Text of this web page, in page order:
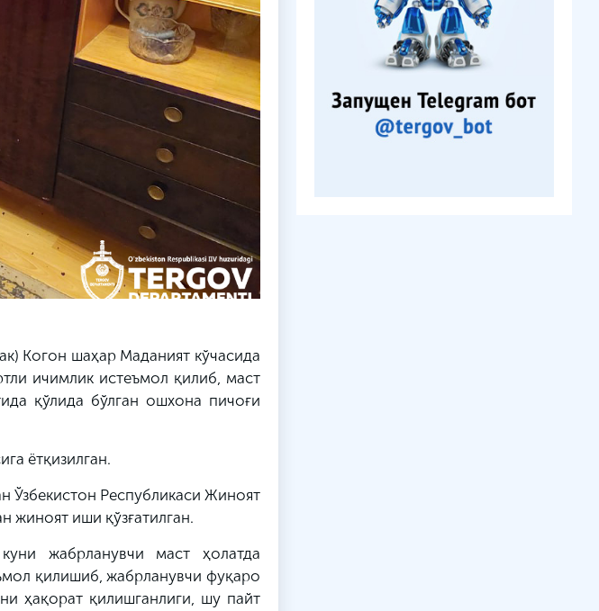
Когон шаҳар Маданият кўчасида
ичимлик истеъмол қилиб, маст
қўлида бўлган ошхона пичоғи
ётқизилган.
Ўзбекистон Республикаси Жиноят
жиноят иши қўзғатилган.
жабрланувчи маст ҳолатда
қилишиб, жабрланувчи фуқаро
ҳақорат қилишганлиги, шу пайт